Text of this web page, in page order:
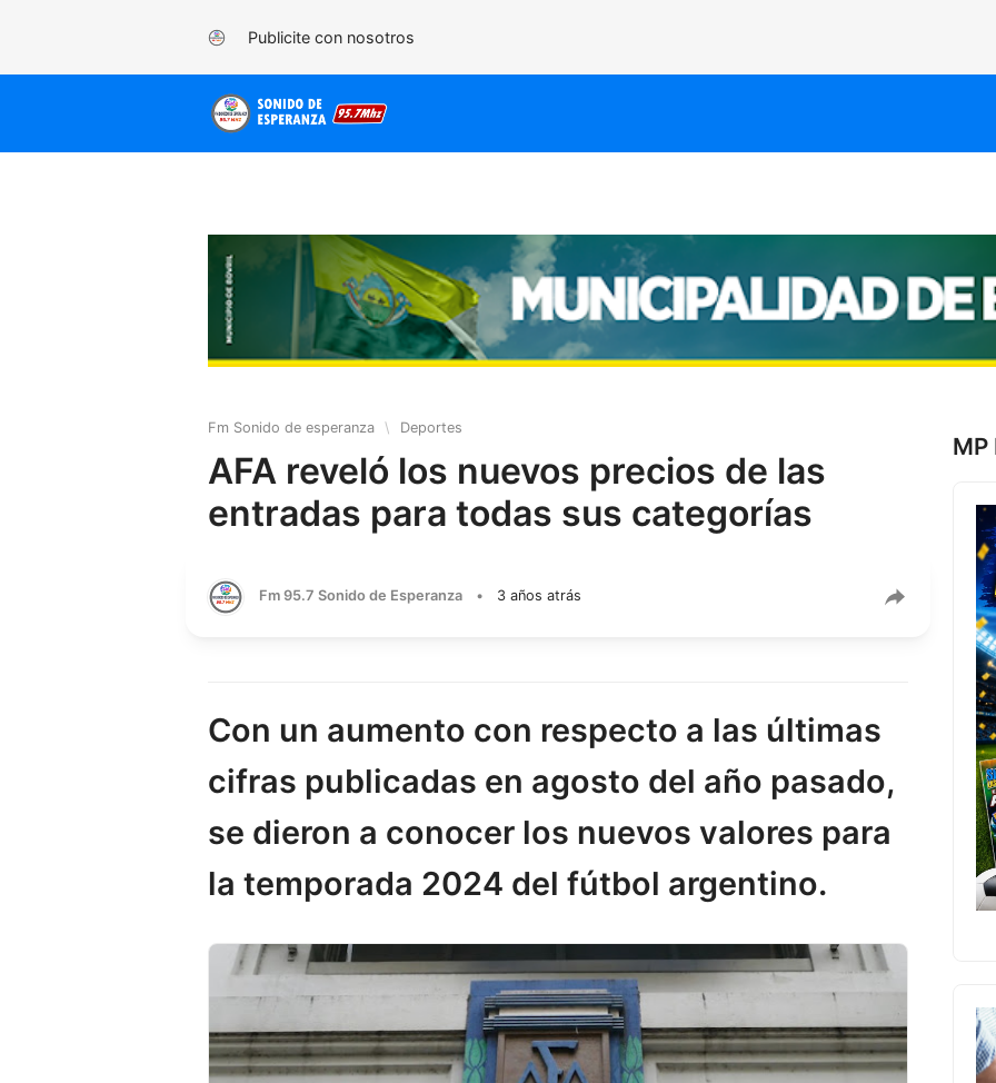
Publicite con nosotros
Fm Sonido de esperanza \ Deportes
AFA reveló los nuevos precios de las
entradas para todas sus categorías
Fm 95.7 Sonido de Esperanza • 3 años atrás
Con un aumento con respecto a las últimas
cifras publicadas en agosto del año pasado,
se dieron a conocer los nuevos valores para
la temporada 2024 del fútbol argentino.
MP